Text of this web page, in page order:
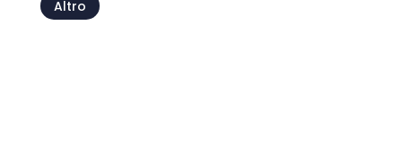
Altro